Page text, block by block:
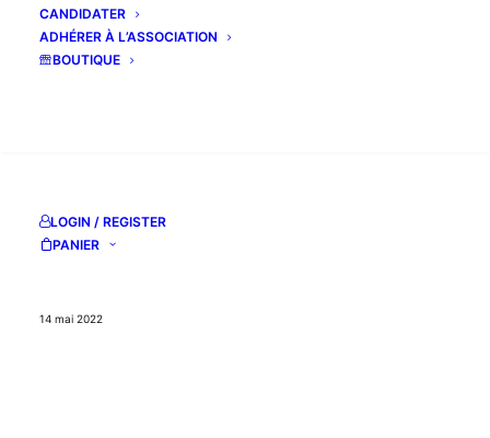
CANDIDATER
ADHÉRER À L’ASSOCIATION
BOUTIQUE
LOGIN / REGISTER
PANIER
#348 MODE2
14 mai 2022